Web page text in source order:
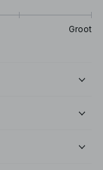
Groot